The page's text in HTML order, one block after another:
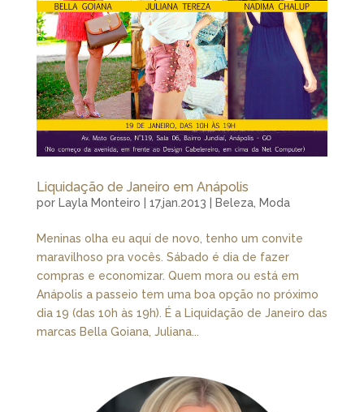
Liquidação de Janeiro em Anápolis
por Layla Monteiro 17.jan.2013 Beleza, Moda
Meninas olha eu aqui de novo, tenho um convite
maravilhoso pra vocês. Sábado é dia de fazer
compras e economizar. Quem mora ou está em
Anápolis a passeio tem uma boa opção no próximo
dia 19 (das 10h às 19h). É a Liquidação de Janeiro das
marcas Bella Goiana, Juliana...